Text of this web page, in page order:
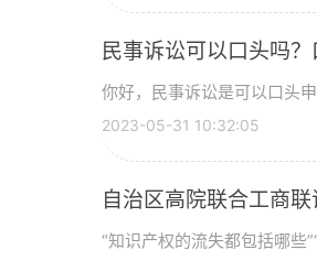
民事诉讼可以口头吗？
你好，民事诉讼是可以口头
2023-05-31 10:32:05
自治区高院联合工商
“知识产权的流失都包括哪些